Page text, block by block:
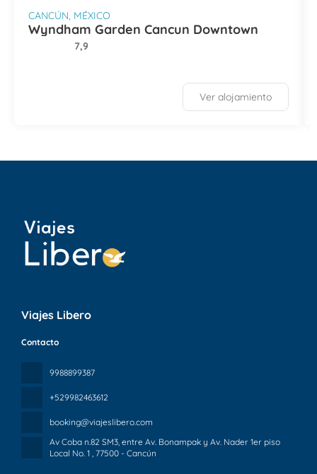
CANCÚN, MÉXICO
Wyndham Garden Cancun Downtown
7,9
Ver alojamiento
Viajes Libero
Contacto
9988899387
+529982463612
booking@viajeslibero.com
Av Coba n.82 SM3, entre Av. Bonampak y Av. Nader 1er piso
Local No. 1 , 77500 - Cancún